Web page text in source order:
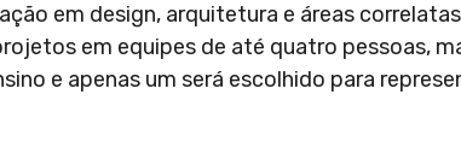
em design, arquitetura e áreas
em equipes de até quatro pessoas,
e apenas um será escolhido para